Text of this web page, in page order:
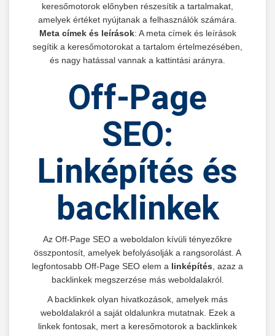
keresőmotorok előnyben részesítik a tartalmakat,
amelyek értéket nyújtanak a felhasználók számára.
Meta címek és leírások: A meta címek és leírások
segítik a keresőmotorokat a tartalom értelmezésében,
és nagy hatással vannak a kattintási arányra.
Off-Page
SEO:
Linképítés és
backlinkek
Az Off-Page SEO a weboldalon kívüli tényezőkre
összpontosít, amelyek befolyásolják a rangsorolást. A
legfontosabb Off-Page SEO elem a linképítés , azaz a
backlinkek megszerzése más weboldalakról.
A backlinkek olyan hivatkozások, amelyek más
weboldalakról a saját oldalunkra mutatnak. Ezek a
linkek fontosak, mert a keresőmotorok a backlinkek